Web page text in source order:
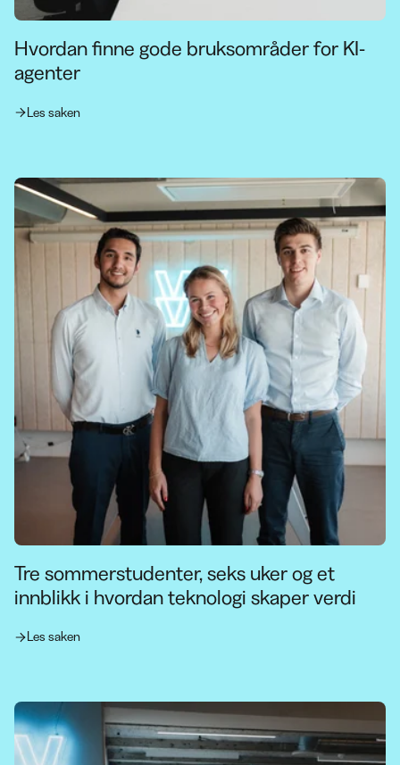
Hvordan finne gode bruksområder for KI-
agenter
Les saken
Tre sommerstudenter, seks uker og et
innblikk i hvordan teknologi skaper verdi
Les saken